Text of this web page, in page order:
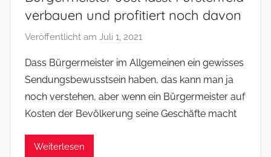
verbauen und profitiert noch davon
Veröffentlicht am Juli 1, 2021
n
f
s
o
Dass Bürgermeister im Allgemeinen ein gewisses
Sendungsbewusstsein haben, das kann man ja
noch verstehen, aber wenn ein Bürgermeister auf
Kosten der Bevölkerung seine Geschäfte macht
Weiterlesen